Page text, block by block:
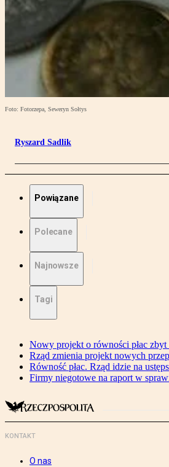
Foto: Fotorzepa, Seweryn Sołtys
Ryszard Sadlik
Powiązane
Polecane
Najnowsze
Tagi
Nowy projekt o równości płac
Rząd zmienia projekt nowych
Równość płac. Rząd idzie na
Firmy niegotowe na raport w
KONTAKT
O nas